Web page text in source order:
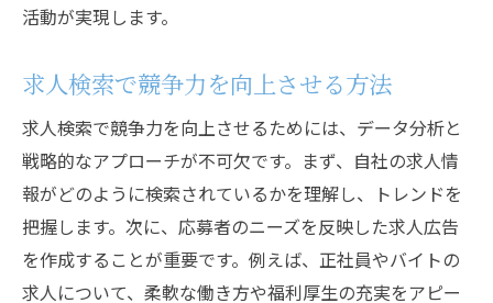
活動が実現します。
求人検索で競争力を向上させる方法
求人検索で競争力を向上させるためには、データ分析と
戦略的なアプローチが不可欠です。まず、自社の求人情
報がどのように検索されているかを理解し、トレンドを
把握します。次に、応募者のニーズを反映した求人広告
を作成することが重要です。例えば、正社員やバイトの
求人について、柔軟な働き方や福利厚生の充実をアピー